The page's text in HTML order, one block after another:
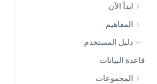
ابدأ الآن
المفاهيم
دليل المستخدم
قاعدة البيانات
المجموعات